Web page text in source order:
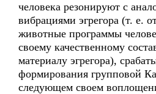
человека резонируют с
вибрациями эгрегора (т. е.
животные программы
своему качественному
материалу эгрегора),
формирования групповой
следующем своем